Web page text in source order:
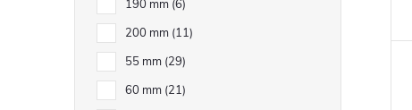
190 mm 6
200 mm 11
55 mm 29
60 mm 21